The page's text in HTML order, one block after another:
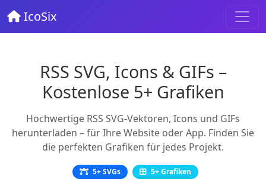
IcoSix
RSS SVG, Icons & GIFs –
Kostenlose 5+ Grafiken
Hochwertige RSS SVG-Vektoren, Icons und GIFs
herunterladen – für Ihre Website oder App. Finden Sie
die perfekten Grafiken für jedes Projekt.
5+ SVGs 5+ Grafiken